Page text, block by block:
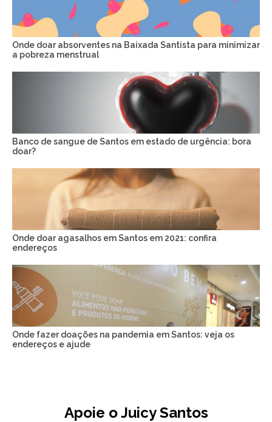
Onde doar absorventes na Baixada Santista para minimizar
a pobreza menstrual
Banco de sangue de Santos em estado de urgência: bora
doar?
Onde doar agasalhos em Santos em 2021: confira
endereços
Onde fazer doações na pandemia em Santos: veja os
endereços e ajude
Apoie o Juicy Santos